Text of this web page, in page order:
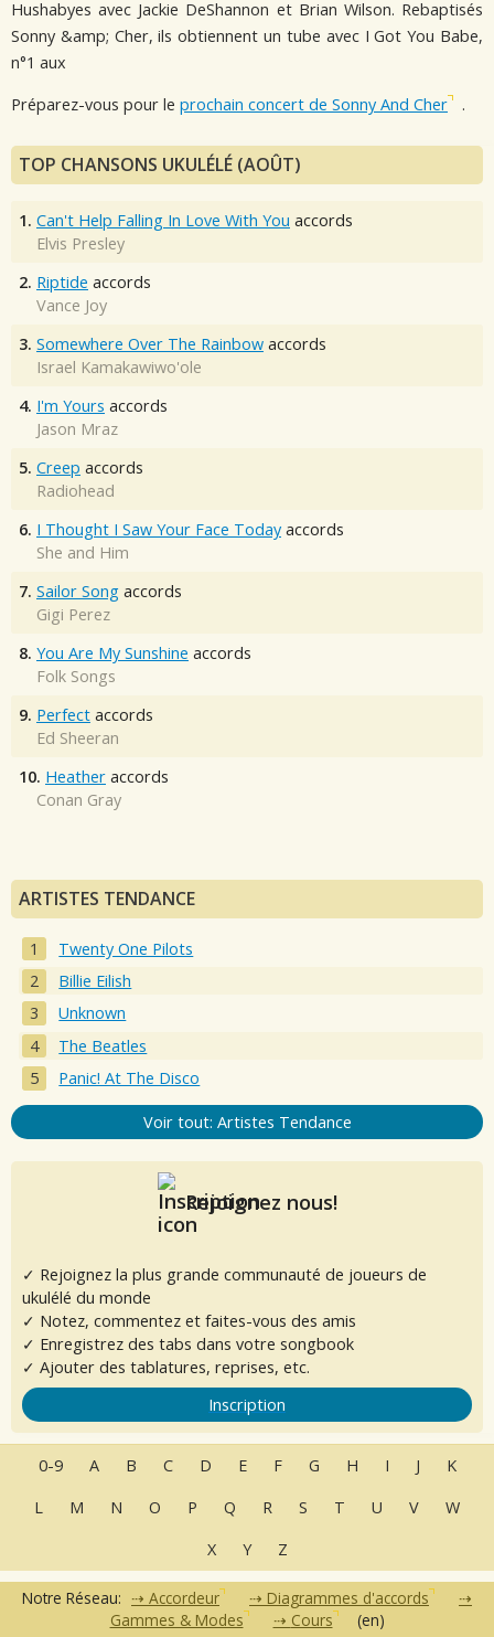
Hushabyes avec Jackie DeShannon et Brian Wilson. Rebaptisés
Sonny &amp; Cher, ils obtiennent un tube avec I Got You Babe,
n°1 aux
Préparez-vous pour le prochain concert de Sonny And Cher .
TOP CHANSONS UKULÉLÉ (AOÛT)
1. Can't Help Falling In Love With You accords
Elvis Presley
2. Riptide accords
Vance Joy
3. Somewhere Over The Rainbow accords
Israel Kamakawiwo'ole
4. I'm Yours accords
Jason Mraz
5. Creep accords
Radiohead
6. I Thought I Saw Your Face Today accords
She and Him
7. Sailor Song accords
Gigi Perez
8. You Are My Sunshine accords
Folk Songs
9. Perfect accords
Ed Sheeran
10. Heather accords
Conan Gray
ARTISTES TENDANCE
Twenty One Pilots
Billie Eilish
Unknown
The Beatles
Panic! At The Disco
Voir tout: Artistes Tendance
Rejoignez nous!
✓ Rejoignez la plus grande communauté de joueurs de
ukulélé du monde
✓ Notez, commentez et faites-vous des amis
✓ Enregistrez des tabs dans votre songbook
✓ Ajouter des tablatures, reprises, etc.
Inscription
0-9 A B C D E F G H I J
K
L
M N O P Q R S T U V
W
X
Y Z
Notre Réseau: Accordeur
Diagrammes d'accords
Gammes & Modes
Cours (en)